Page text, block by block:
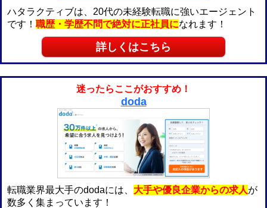
ハタラクティブは、20代の未経験転職に強いエージェント
です！ 職歴・学歴不問で絶対に正社員になれます！
詳しくはこちら
迷ったらここがおすすめ！
doda
転職業界最大手のdodaには、 大手や優良企業からの求人が
数多く集まっています！